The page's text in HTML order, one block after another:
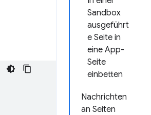
Sandbox
ausgeführt
e Seite in
eine App-
Seite
einbetten
Nachrichten
an Seiten